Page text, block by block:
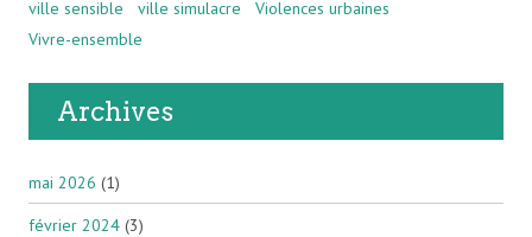
ville sensible ville simulacre
Violences urbaines
Vivre-ensemble
Archives
mai 2026 (1)
février 2024 (3)